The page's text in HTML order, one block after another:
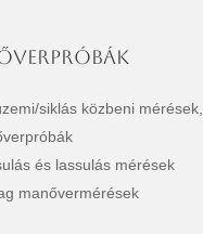
siklás közbeni mérések,
és lassulás mérések
manővermérések